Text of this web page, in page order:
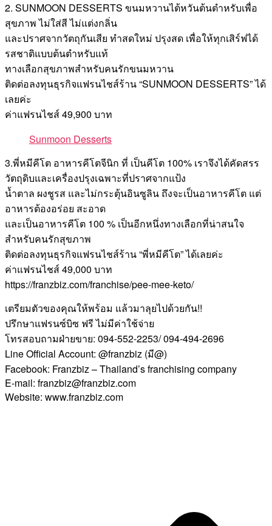
2. SUNMOON DESSERTS ขนมหวานไต้หวันต้นตำหรับเพื่อ
สุขภาพ ไม่ใส่สี ไม่แต่งกลิ่น
และปราศจากวัตถุกันเสีย ทำสดใหม่ ปรุงสด เพื่อให้ทุกเสิร์ฟได้
รสชาติแบบต้นตำหรับแท้
ทางเลือกสุขภาพสำหรับคนรักขนมหวาน
ติดต่อลงทุนธุรกิจแฟรนไชส์ร้าน “SUNMOON DESSERTS” ได้
เลยค่ะ
ค่าแฟรนไชส์ 49,900 บาท
Sunmoon Desserts
3.พี่หมีคีโต อาหารคีโตจีนิก ที่ เป็นคีโต 100% เราจึงได้คัดสรร
วัตถุดิบและเครื่องปรุงเฉพาะที่ปราศจากแป้ง
น้ำตาล ผงชูรส และไม่กระตุ้นอินซูลิน ถึงจะเป็นอาหารคีโต แต่
อาหารต้องอร่อย สะอาด
และเป็นอาหารคีโต 100 % เป็นอีกหนึ่งทางเลือกที่น่าสนใจ
สำหรับคนรักสุขภาพ
ติดต่อลงทุนธุรกิจแฟรนไชส์ร้าน “พี่หมีคีโต” ได้เลยค่ะ
ค่าแฟรนไชส์ 49,000 บาท
https://franzbiz.com/franchise/pee-mee-keto/
เตรียมตัวของคุณให้พร้อม แล้วมาลุยไปด้วยกัน!!
ปรึกษาแฟรนซ์บิซ ฟรี ไม่มีค่าใช้จ่าย
โทรสอบถามฝ่ายขาย: 094-552-2253/ 094-494-2696
Line Official Account: @franzbiz (มี@)
Facebook: Franzbiz – Thailand’s franchising company
E-mail: franzbiz@franzbiz.com
Website: www.franzbiz.com